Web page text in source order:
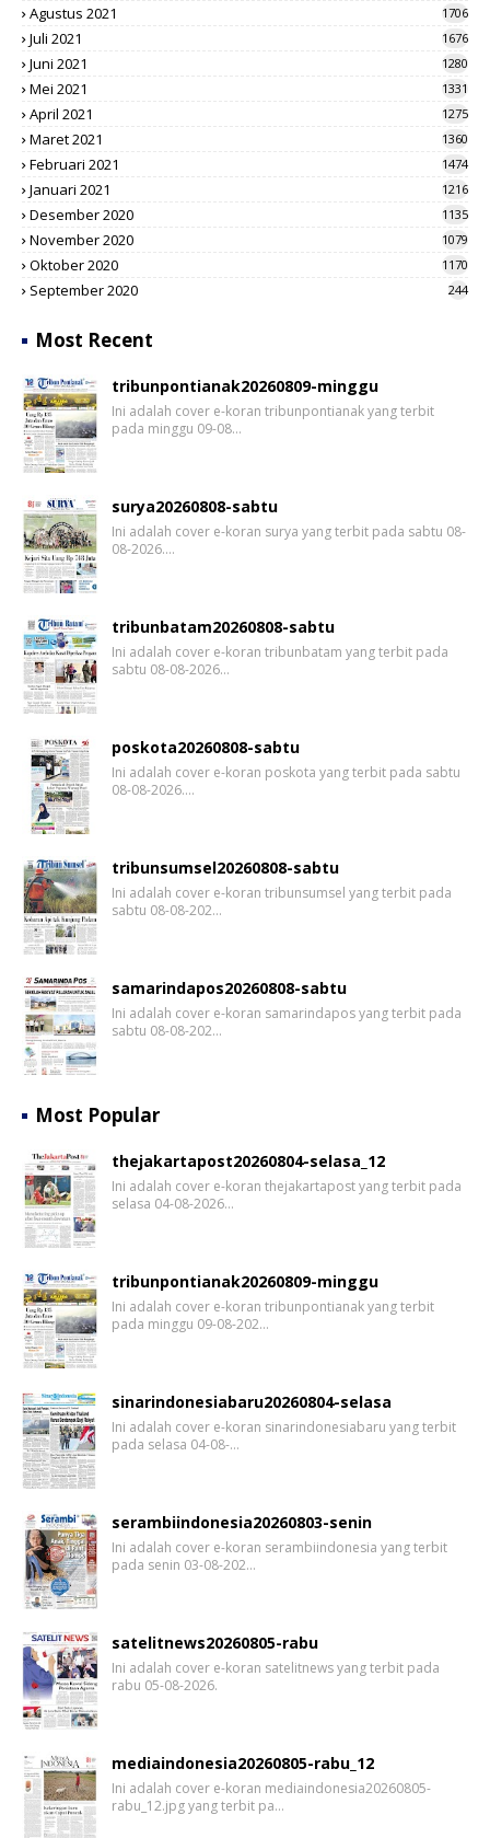
Agustus 2021 1706
Juli 2021 1676
Juni 2021 1280
Mei 2021 1331
April 2021 1275
Maret 2021 1360
Februari 2021 1474
Januari 2021 1216
Desember 2020 1135
November 2020 1079
Oktober 2020 1170
September 2020 244
Most Recent
tribunpontianak20260809-minggu
Ini adalah cover e-koran tribunpontianak yang terbit
pada minggu 09-08…
surya20260808-sabtu
Ini adalah cover e-koran surya yang terbit pada sabtu 08-
08-2026.…
tribunbatam20260808-sabtu
Ini adalah cover e-koran tribunbatam yang terbit pada
sabtu 08-08-2026…
poskota20260808-sabtu
Ini adalah cover e-koran poskota yang terbit pada sabtu
08-08-2026.…
tribunsumsel20260808-sabtu
Ini adalah cover e-koran tribunsumsel yang terbit pada
sabtu 08-08-202…
samarindapos20260808-sabtu
Ini adalah cover e-koran samarindapos yang terbit pada
sabtu 08-08-202…
Most Popular
thejakartapost20260804-selasa_12
Ini adalah cover e-koran thejakartapost yang terbit pada
selasa 04-08-2026…
tribunpontianak20260809-minggu
Ini adalah cover e-koran tribunpontianak yang terbit
pada minggu 09-08-202…
sinarindonesiabaru20260804-selasa
Ini adalah cover e-koran sinarindonesiabaru yang terbit
pada selasa 04-08-…
serambiindonesia20260803-senin
Ini adalah cover e-koran serambiindonesia yang terbit
pada senin 03-08-202…
satelitnews20260805-rabu
Ini adalah cover e-koran satelitnews yang terbit pada
rabu 05-08-2026.
mediaindonesia20260805-rabu_12
Ini adalah cover e-koran mediaindonesia20260805-
rabu_12.jpg yang terbit pa…